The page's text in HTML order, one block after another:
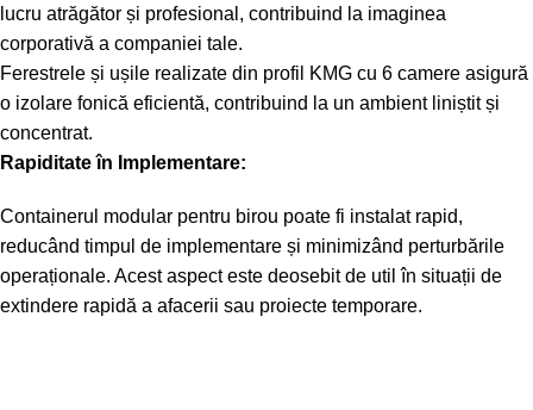
lucru atrăgător și profesional, contribuind la imaginea
corporativă a companiei tale.
Ferestrele și ușile realizate din profil KMG cu 6 camere asigură
o izolare fonică eficientă, contribuind la un ambient liniștit și
concentrat.
Rapiditate în Implementare:
Containerul modular pentru birou poate fi instalat rapid,
reducând timpul de implementare și minimizând perturbările
operaționale. Acest aspect este deosebit de util în situații de
extindere rapidă a afacerii sau proiecte temporare.